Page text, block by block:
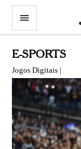
menu
E-SPORTS
Jogos Digitais |